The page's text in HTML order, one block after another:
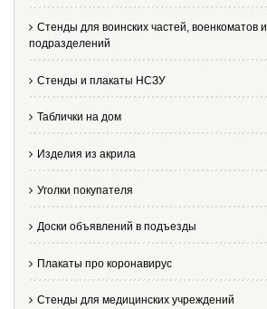
Стенды для воинских частей, военкоматов и
подразделений
Стенды и плакаты НСЗУ
Таблички на дом
Изделия из акрила
Уголки покупателя
Доски объявлений в подъезды
Плакаты про коронавирус
Стенды для медицинских учреждений